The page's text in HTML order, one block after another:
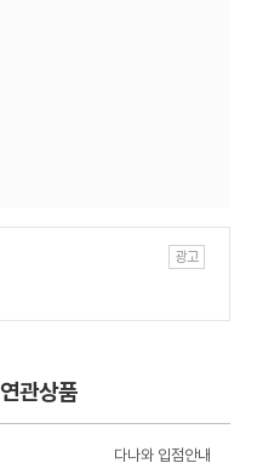
연관상품
다나와 입점안내